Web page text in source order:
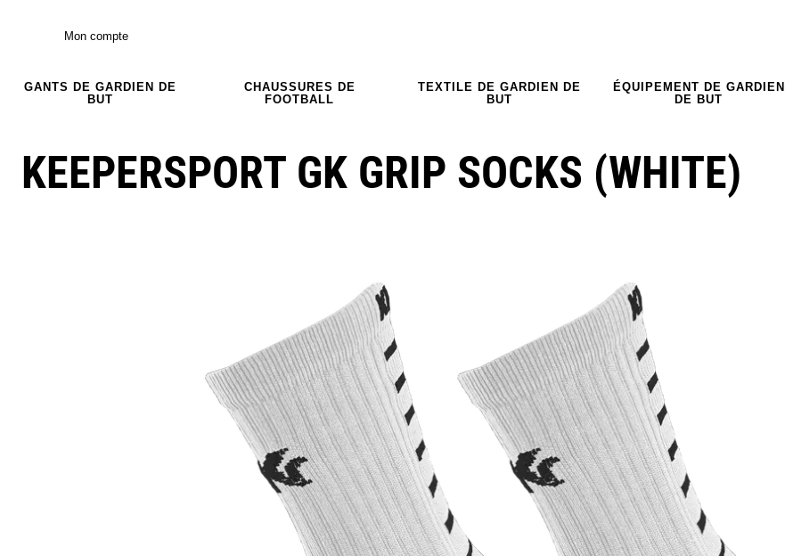
Mon compte
GANTS DE GARDIEN DE
BUT
CHAUSSURES DE
FOOTBALL
TEXTILE DE GARDIEN DE
BUT
ÉQUIPEMENT DE GARDIEN
DE BUT
KEEPERSPORT GK GRIP SOCKS (WHITE)